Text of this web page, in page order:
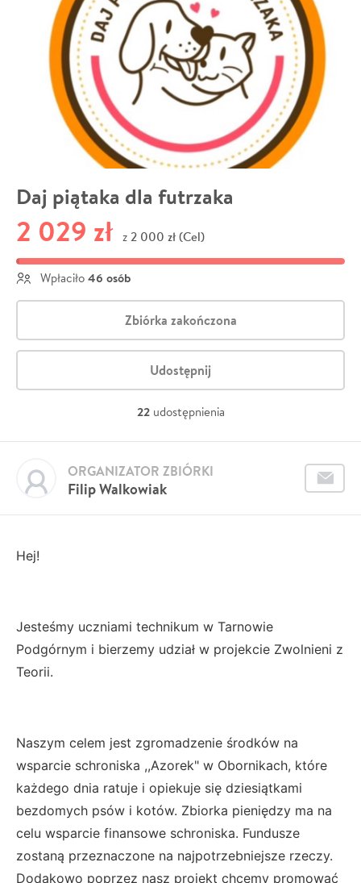
Daj piątaka dla futrzaka
2 029 zł z 2 000 zł (Cel)
Wpłaciło 46 osób
Zbiórka zakończona
Udostępnij
22 udostępnienia
Filip Walkowiak
ORGANIZATOR ZBIÓRKI
Hej!
Jesteśmy uczniami technikum w Tarnowie
Podgórnym i bierzemy udział w projekcie Zwolnieni z
Teorii.
Naszym celem jest zgromadzenie środków na
wsparcie schroniska ,,Azorek" w Obornikach, które
każdego dnia ratuje i opiekuje się dziesiątkami
bezdomych psów i kotów. Zbiorka pieniędzy ma na
celu wsparcie finansowe schroniska. Fundusze
zostaną przeznaczone na najpotrzebniejsze rzeczy.
Dodakowo poprzez nasz projekt chcemy promować